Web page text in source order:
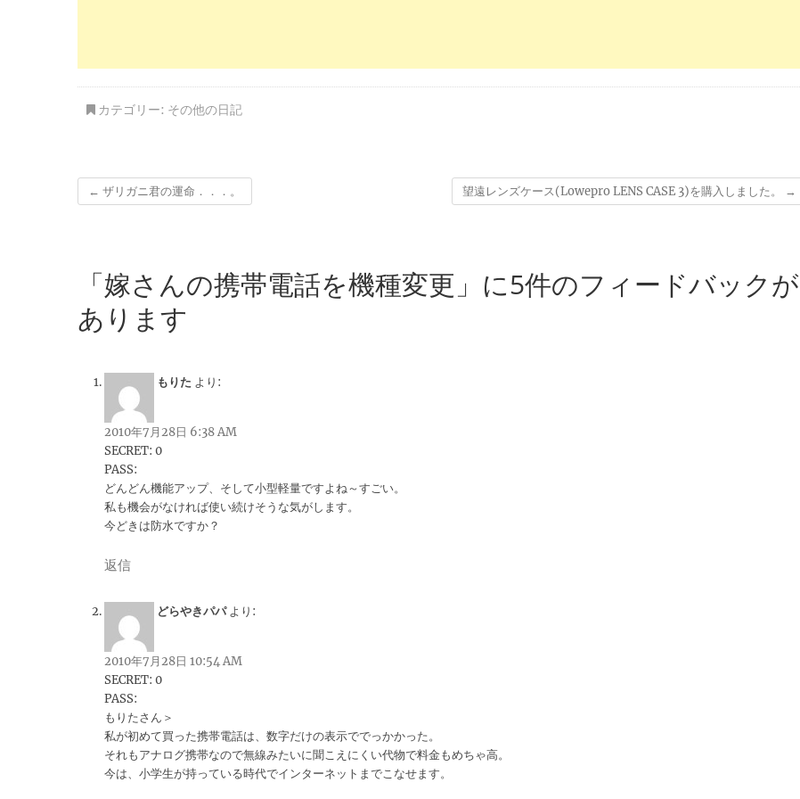
カテゴリー: その他の日記
← ザリガニ君の運命．．．。 望遠レンズケース(Lowepro LENS CASE 3)を購入しました。 →
「嫁さんの携帯電話を機種変更」に5件のフィードバックが
あります
もりた より:
2010年7月28日 6:38 AM
SECRET: 0
PASS:
どんどん機能アップ、そして小型軽量ですよね～すごい。
私も機会がなければ使い続けそうな気がします。
今どきは防水ですか？
返信
どらやきパパ より:
2010年7月28日 10:54 AM
SECRET: 0
PASS:
もりたさん＞
私が初めて買った携帯電話は、数字だけの表示ででっかかった。
それもアナログ携帯なので無線みたいに聞こえにくい代物で料金もめちゃ高。
今は、小学生が持っている時代でインターネットまでこなせます。